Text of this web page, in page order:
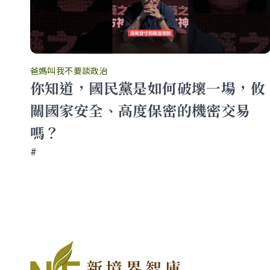
爸媽叫我不要談政治
你知道，國民黨是如何破壞一場，攸
關國家安全、高度保密的機密交易
嗎？
#